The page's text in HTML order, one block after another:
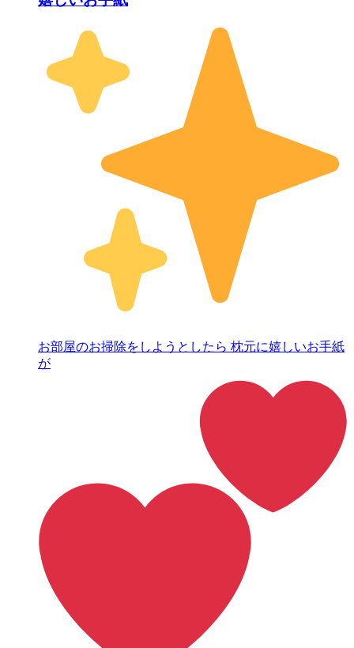
お部屋のお掃除をしようとしたら 枕元に嬉しいお手紙
が